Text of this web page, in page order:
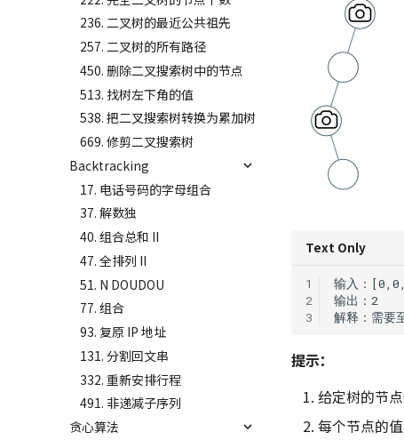
236. 二叉树的最近公共祖先
257. 二叉树的所有路径
450. 删除二叉搜索树中的节点
513. 找树左下角的值
538. 把二叉搜索树转换为累加树
669. 修剪二叉搜索树
Backtracking
17. 电话号码的字母组合
37. 解数独
40. 组合总和 II
47. 全排列 II
51. N DOUDOU
77. 组合
93. 复原 IP 地址
131. 分割回文串
332. 重新安排行程
491. 非递减子序列
贪心算法
Text Only
1
2
3
提示：
给定树的节
每个节点的值